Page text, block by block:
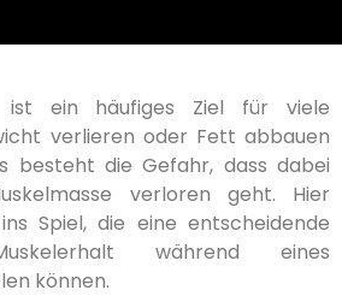
ist ein häufiges Ziel für viele
verlieren oder Fett abbauen
besteht die Gefahr, dass dabei
verloren geht. Hier
Spiel, die eine entscheidende
während eines
können.